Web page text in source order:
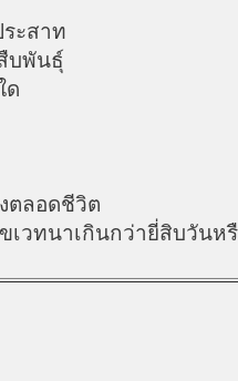
ะสาท
บพันธุ์
ด
ตลอดชีวิต
วทนาเกินกว่ายี่สิบวันห